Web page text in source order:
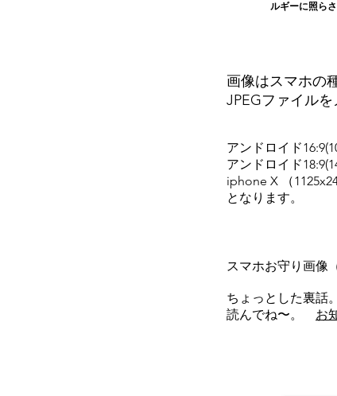
ルギーに照ら
画像はスマホの
JPEGファイルを
アンドロイド
アンドロイド
iphone X （
となります。
スマホお守り画像
ちょっとした裏話
​読んでね〜。 お